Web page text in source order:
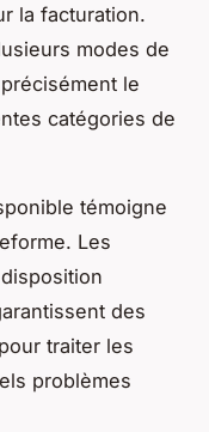
la facturation.
modes de
le
catégories de
témoigne
Les
des
traiter les
problèmes